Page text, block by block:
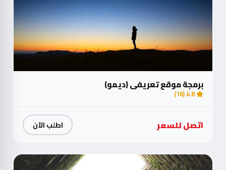
برمجة موقع تعريفي (ديمو)
4.8 (16)
اتصل للسعر اطلب الآن